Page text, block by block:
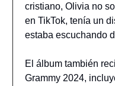
cristiano, Olivia no
en TikTok, tenía un
estaba escuchando
El álbum también
Grammy 2024,